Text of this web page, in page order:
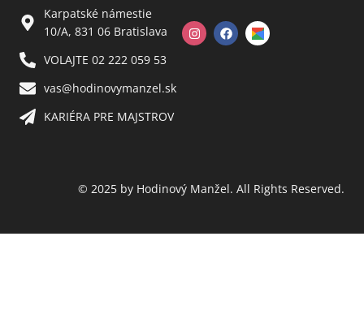
Karpatské námestie
10/A, 831 06 Bratislava
VOLAJTE 02 222 059 53​
vas@hodinovymanzel.sk​
KARIÉRA PRE MAJSTROV​
© 2025 by Hodinový Manžel. All Rights Reserved.